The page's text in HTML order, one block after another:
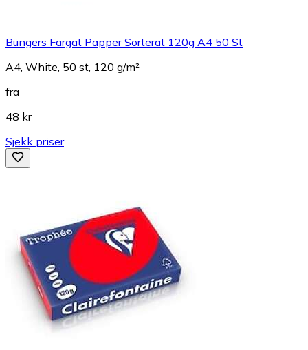
Büngers Färgat Papper Sorterat 120g A4 50 St
A4, White, 50 st, 120 g/m²
fra
48 kr
Sjekk priser